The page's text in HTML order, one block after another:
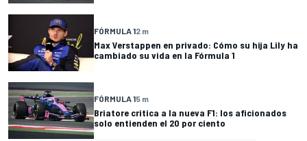
FÓRMULA 12 m
Max Verstappen en privado: Cómo su hija Lily ha
cambiado su vida en la Fórmula 1
FÓRMULA 15 m
Briatore critica a la nueva F1: los aficionados
solo entienden el 20 por ciento